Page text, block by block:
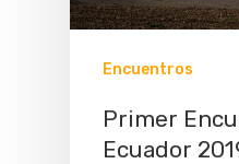
Encuentros
Primer
Ecuador